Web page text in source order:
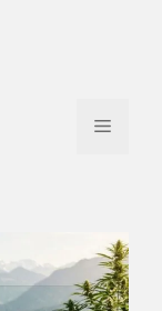
Menu